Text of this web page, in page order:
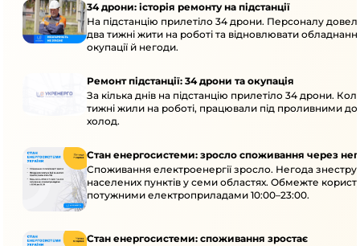
34 дрони: історія ремонту на підстанції
На підстанцію прилетіло 34 дрони. Персоналу
два тижні жити на роботі та відновлювати
окупації й негоди.
Ремонт підстанції: 34 дрони та окупація
За кілька днів на підстанцію прилетіло 34 дрони.
тижні жили на роботі, працювали під проливними
холод.
Стан енергосистеми: зросло споживання через
Споживання електроенергії зросло. Негода
населених пунктів у семи областях. Обмежте
потужними електроприладами 10:00–23:00.
Стан енергосистеми: споживання зростає